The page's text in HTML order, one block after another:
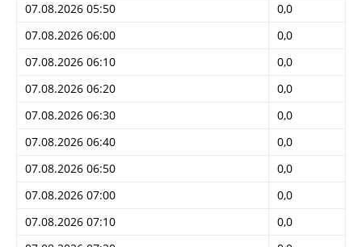
07.08.2026 05:50
0,0
07.08.2026 06:00
0,0
07.08.2026 06:10
0,0
07.08.2026 06:20
0,0
07.08.2026 06:30
0,0
07.08.2026 06:40
0,0
07.08.2026 06:50
0,0
07.08.2026 07:00
0,0
07.08.2026 07:10
0,0